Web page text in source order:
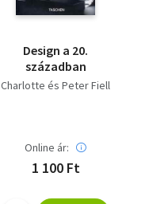
Design a 20.
században
Charlotte és Peter Fiell
Online ár:
1 100 Ft